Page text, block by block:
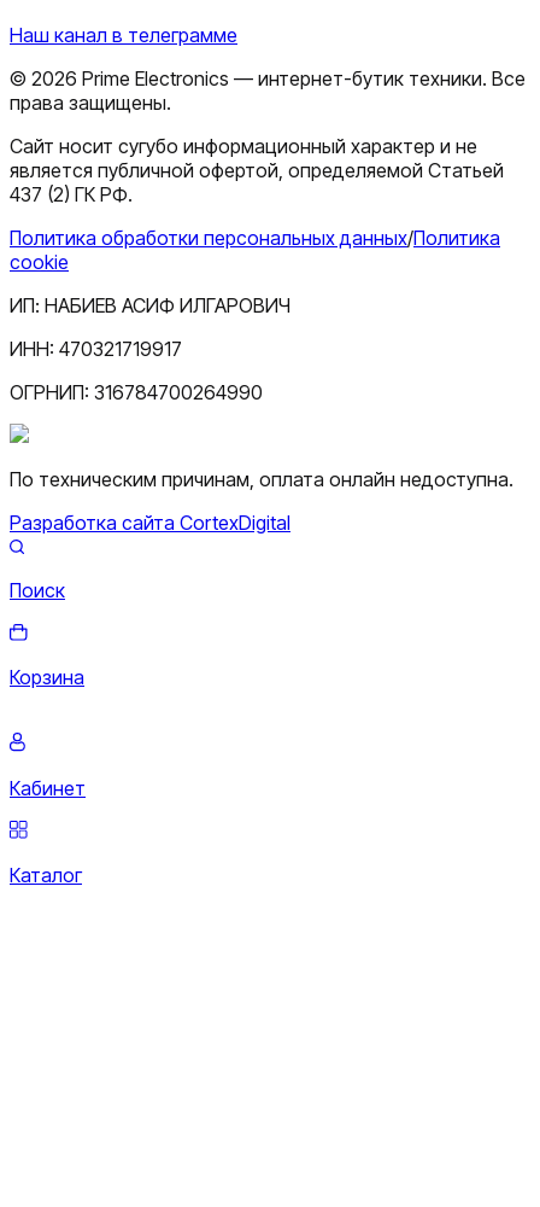
Наш канал в телеграмме
© 2026 Prime Electronics — интернет-бутик техники. Все
права защищены.
Сайт носит сугубо информационный характер и не
является публичной офертой, определяемой Статьей
437 (2) ГК РФ.
Политика обработки персональных данных/Политика
cookie
ИП: НАБИЕВ АСИФ ИЛГАРОВИЧ
ИНН: 470321719917
ОГРНИП: 316784700264990
По техническим причинам, оплата онлайн недоступна.
Разработка сайта CortexDigital
Поиск
Корзина
Кабинет
Каталог